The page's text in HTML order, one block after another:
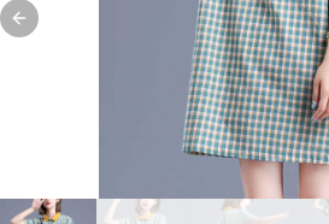
Previous slide